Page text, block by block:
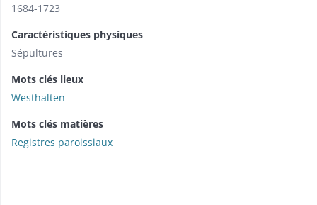
1684-1723
Caractéristiques physiques
Sépultures
Mots clés lieux
Westhalten
Mots clés matières
Registres paroissiaux